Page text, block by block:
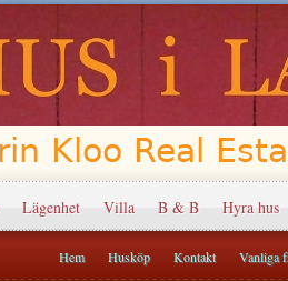
Lägenhet Villa B & B Hyra hus
Hem Husköp Kontakt Vanliga